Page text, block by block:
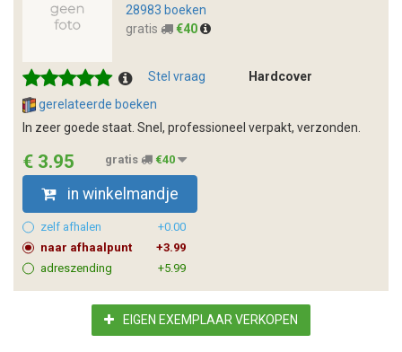
28983 boeken
gratis
€40
Stel vraag
Hardcover
gerelateerde boeken
In zeer goede staat. Snel, professioneel verpakt, verzonden.
€ 3.95 gratis €40
in winkelmandje
zelf afhalen
+0.00
naar afhaalpunt
+3.99
adreszending
+5.99
EIGEN EXEMPLAAR VERKOPEN